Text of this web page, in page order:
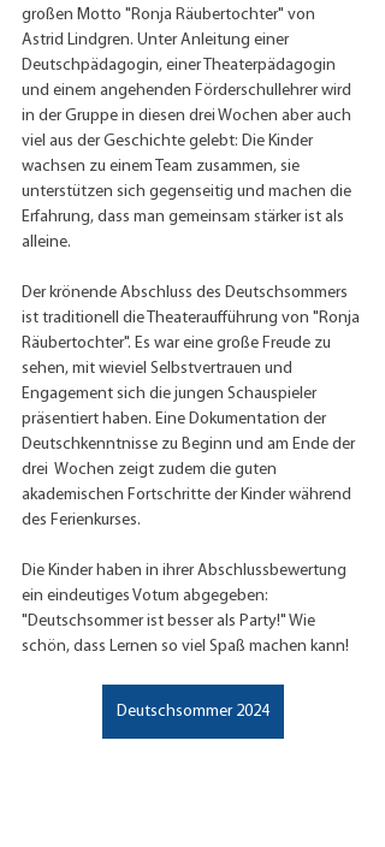
großen Motto "Ronja Räubertochter" von
Astrid Lindgren. Unter Anleitung einer
Deutschpädagogin, einer Theaterpädagogin
und einem angehenden Förderschullehrer wird
in der Gruppe in diesen drei Wochen aber auch
viel aus der Geschichte gelebt: Die Kinder
wachsen zu einem Team zusammen, sie
unterstützen sich gegenseitig und machen die
Erfahrung, dass man gemeinsam stärker ist als
alleine.
Der krönende Abschluss des Deutschsommers
ist traditionell die Theateraufführung von "Ronja
Räubertochter". Es war eine große Freude zu
sehen, mit wieviel Selbstvertrauen und
Engagement sich die jungen Schauspieler
präsentiert haben. Eine Dokumentation der
Deutschkenntnisse zu Beginn und am Ende der
drei  Wochen zeigt zudem die guten
akademischen Fortschritte der Kinder während
des Ferienkurses.
Die Kinder haben in ihrer Abschlussbewertung
ein eindeutiges Votum abgegeben:
"Deutschsommer ist besser als Party!" Wie
schön, dass Lernen so viel Spaß machen kann!
Deutschsommer 2024